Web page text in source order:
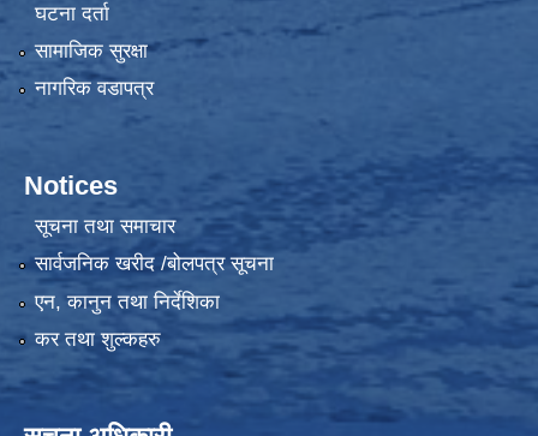
घटना दर्ता
सामाजिक सुरक्षा
नागरिक वडापत्र
Notices
सूचना तथा समाचार
सार्वजनिक खरीद /बोलपत्र सूचना
एन, कानुन तथा निर्देशिका
कर तथा शुल्कहरु